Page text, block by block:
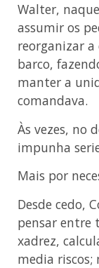
Walter,
assumir os
reorganizar a
barco,
manter a
comandava.
Às vezes, no
impunha
Mais por
Desde cedo,
pensar entre
xadrez,
media riscos;